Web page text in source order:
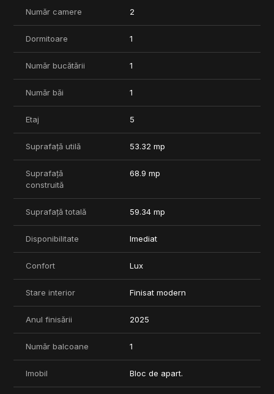
Număr camere 2
Dormitoare 1
Număr bucătării 1
Număr băi 1
Etaj 5
Suprafață utilă 53.32 mp
Suprafață
construită
68.9 mp
Suprafață totală 59.34 mp
Disponibilitate Imediat
Confort Lux
Stare interior Finisat modern
Anul finisării 2025
Număr balcoane 1
Imobil Bloc de apart.